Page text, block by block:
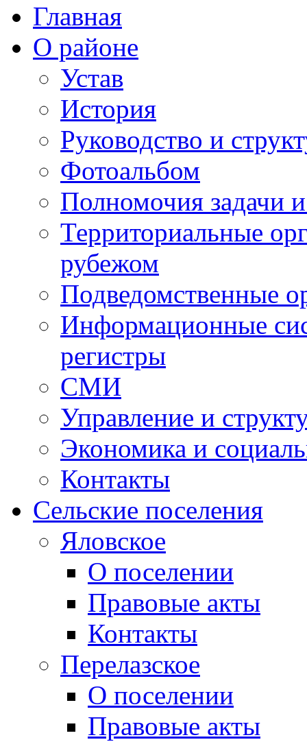
Главная
О районе
Устав
История
Руководство и
Фотоальбом
Полномочия задачи
Территориальные
рубежом
Подведомственные
Информационные
регистры
СМИ
Управление и
Экономика и
Контакты
Сельские поселения
Яловское
О поселении
Правовые акты
Контакты
Перелазское
О поселении
Правовые акты